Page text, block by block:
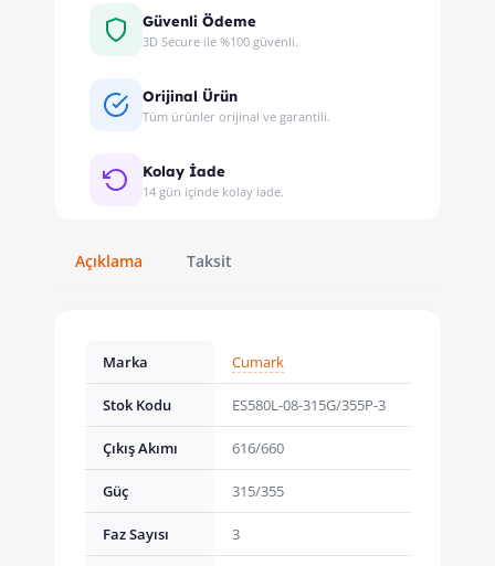
Güvenli Ödeme
3D Secure ile %100 güvenli.
Orijinal Ürün
Tüm ürünler orijinal ve garantili.
Kolay İade
14 gün içinde kolay iade.
Açıklama Taksit
Marka Cumark
Stok Kodu ES580L-08-315G/355P-3
Çıkış Akımı 616/660
Güç 315/355
Faz Sayısı 3